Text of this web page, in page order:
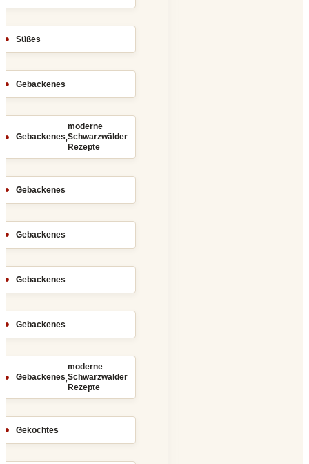
Süßes
Gebackenes
Gebackenes,
moderne
Schwarzwälder
Rezepte
Gebackenes
Gebackenes
Gebackenes
Gebackenes
Gebackenes,
moderne
Schwarzwälder
Rezepte
Gekochtes